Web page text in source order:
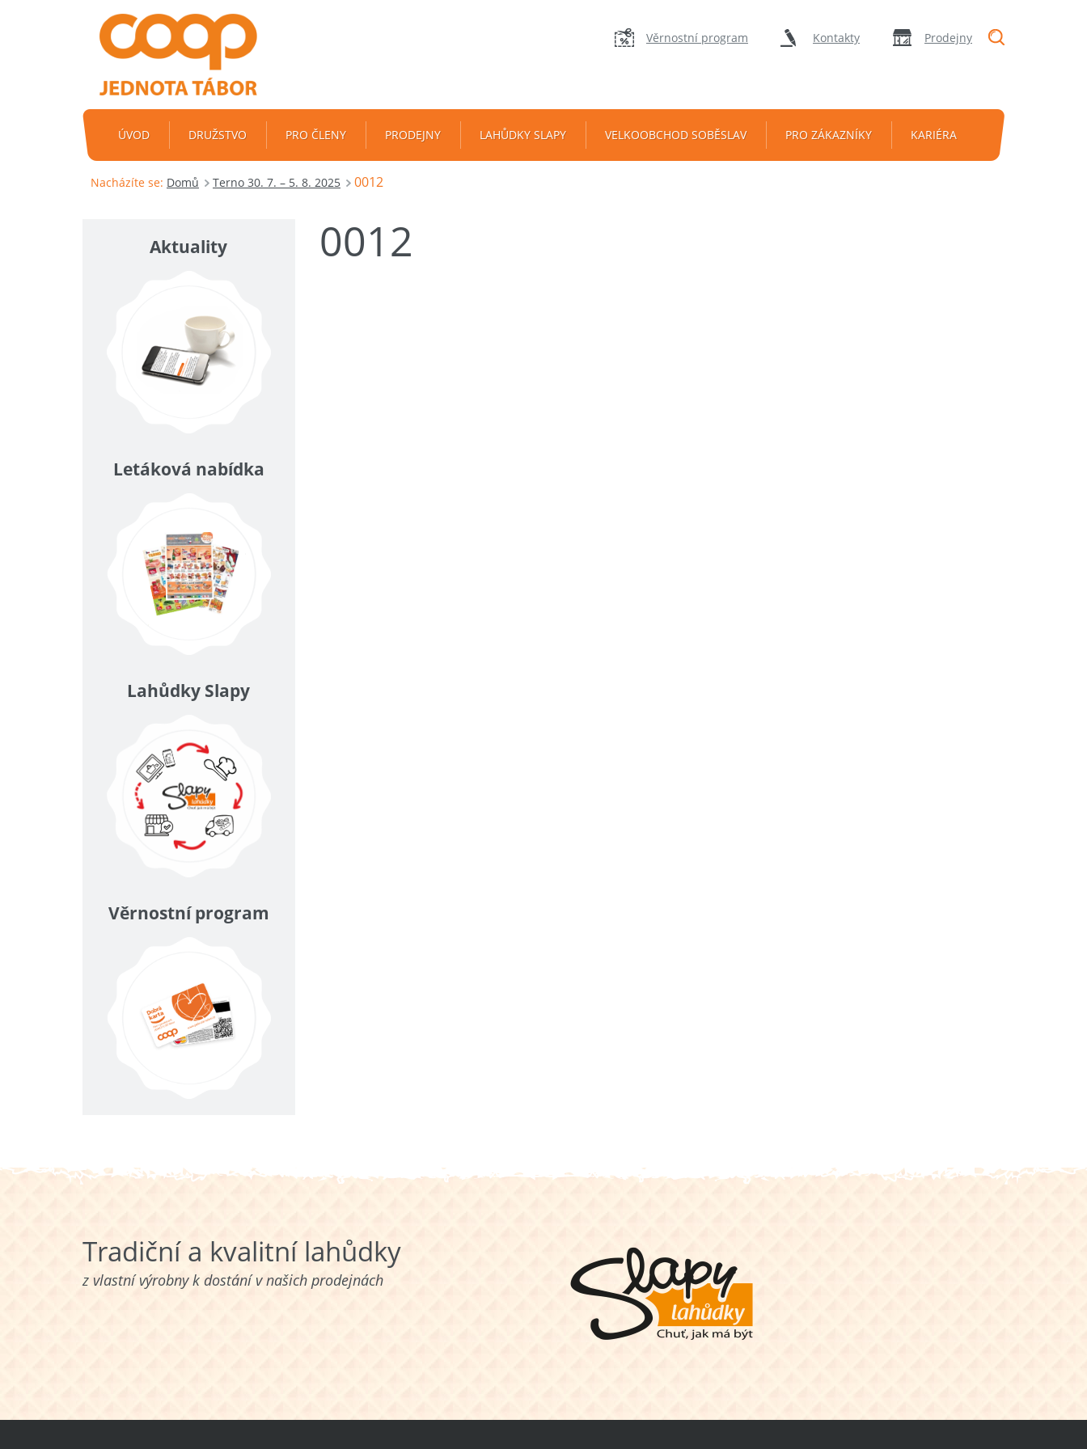
Věrnostní program Kontakty Prodejny
ÚVOD DRUŽSTVO PRO ČLENY PRODEJNY LAHŮDKY SLAPY VELKOOBCHOD SOBĚSLAV PRO ZÁKAZNÍKY KARIÉRA
Nacházíte se: Domů Terno 30. 7. – 5. 8. 2025 0012
0012
Aktuality
Letáková nabídka
Lahůdky Slapy
Věrnostní program
Tradiční a kvalitní lahůdky
z vlastní výrobny k dostání v našich prodejnách